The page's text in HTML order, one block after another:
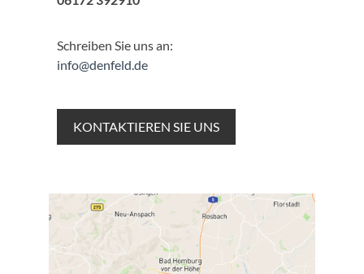
Schreiben Sie uns an:
info@denfeld.de
KONTAKTIEREN SIE UNS